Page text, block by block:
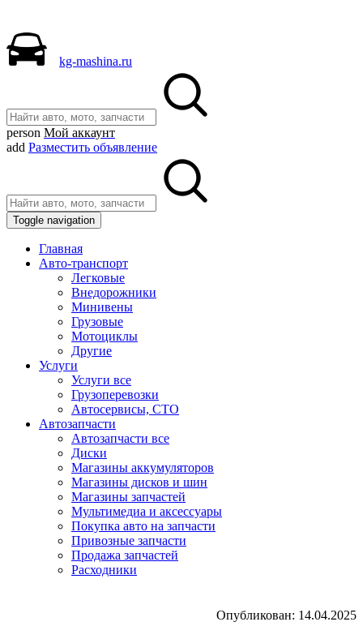
kg-mashina.ru
person Мой аккаунт
add Разместить объявление
Toggle navigation
Главная
Авто-транспорт
Легковые
Внедорожники
Минивены
Грузовые
Мотоциклы
Другие
Услуги
Услуги все
Грузоперевозки
Автосервисы, СТО
Автозапчасти
Автозапчасти все
Диски
Магазины аккумуляторов
Магазины дисков и шин
Магазины запчастей
Мультимедиа и аксессуары
Покупка авто на запчасти
Привозные запчасти
Продажа запчастей
Расходники
Опубликован: 14.04.2025